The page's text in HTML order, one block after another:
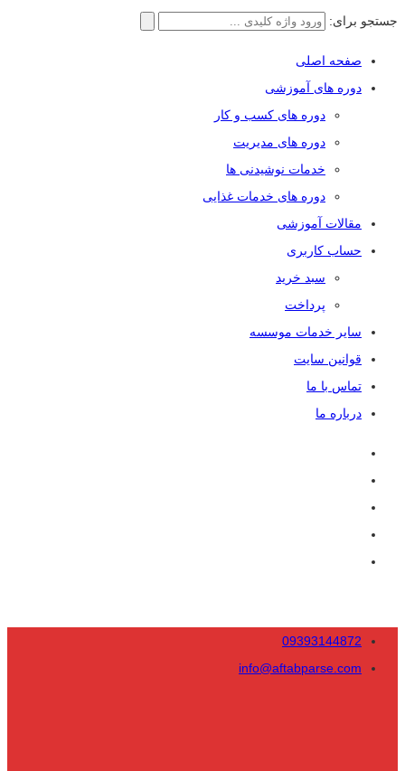
جستجو برای:
صفحه اصلی
دوره های آموزشی
دوره های کسب و کار
دوره های مدیریت
خدمات نوشیدنی ها
دوره های خدمات غذایی
مقالات آموزشی
حساب کاربری
سبد خرید
پرداخت
سایر خدمات موسسه
قوانین سایت
تماس با ما
درباره ما
09393144872
info@aftabparse.com